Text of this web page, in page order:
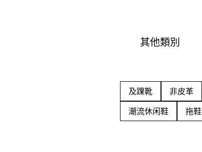
其他類別
及踝靴 非皮革
潮流休闲鞋
拖鞋